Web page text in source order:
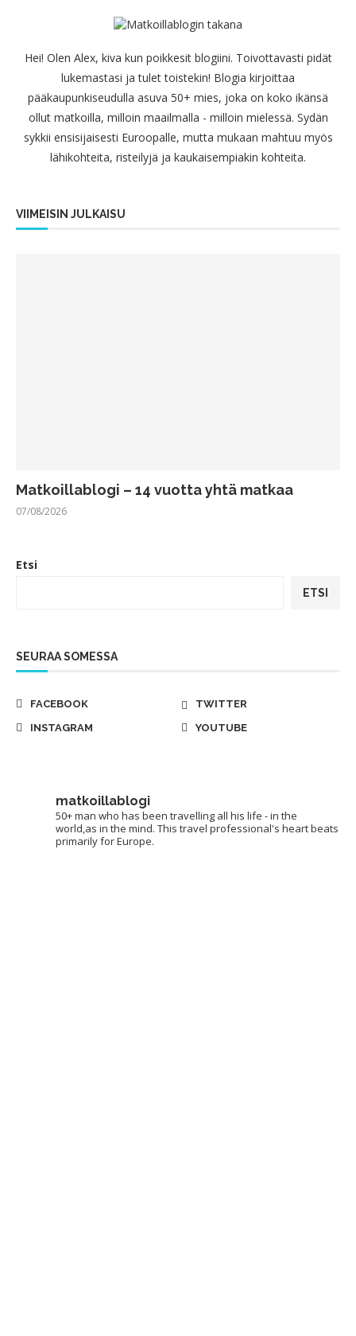
Hei! Olen Alex, kiva kun poikkesit blogiini. Toivottavasti pidät
lukemastasi ja tulet toistekin! Blogia kirjoittaa
pääkaupunkiseudulla asuva 50+ mies, joka on koko ikänsä
ollut matkoilla, milloin maailmalla - milloin mielessä. Sydän
sykkii ensisijaisesti Euroopalle, mutta mukaan mahtuu myös
lähikohteita, risteilyjä ja kaukaisempiakin kohteita.
VIIMEISIN JULKAISU
Matkoillablogi – 14 vuotta yhtä matkaa
07/08/2026
Etsi
ETSI
SEURAA SOMESSA
FACEBOOK
TWITTER
INSTAGRAM
YOUTUBE
matkoillablogi
50+ man who has been travelling all his life - in the
world,as in the mind. This travel professional's heart beats
primarily for Europe.